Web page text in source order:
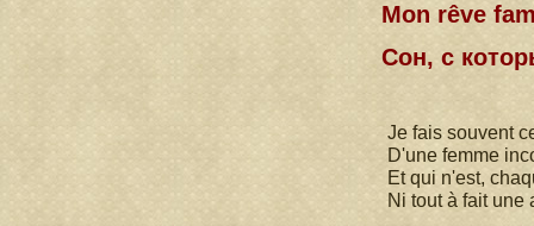
Mon rêve
Сон, с
Je fais souvent
D'une femme
Et qui n'est,
Ni tout à fait une